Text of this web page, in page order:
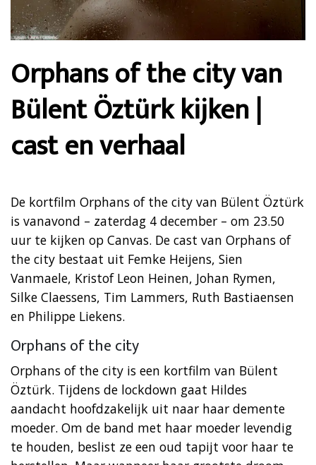
Orphans of the city van
Bülent Öztürk kijken |
cast en verhaal
De kortfilm Orphans of the city van Bülent Öztürk
is vanavond – zaterdag 4 december – om 23.50
uur te kijken op Canvas. De cast van Orphans of
the city bestaat uit Femke Heijens, Sien
Vanmaele, Kristof Leon Heinen, Johan Rymen,
Silke Claessens, Tim Lammers, Ruth Bastiaensen
en Philippe Liekens.
Orphans of the city
Orphans of the city is een kortfilm van Bülent
Öztürk. Tijdens de lockdown gaat Hildes
aandacht hoofdzakelijk uit naar haar demente
moeder. Om de band met haar moeder levendig
te houden, beslist ze een oud tapijt voor haar te